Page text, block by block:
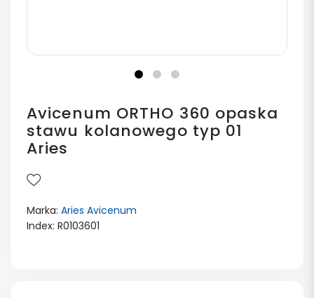
Avicenum ORTHO 360 opaska
stawu kolanowego typ 01
Aries
Marka: Aries Avicenum
Index: R0103601